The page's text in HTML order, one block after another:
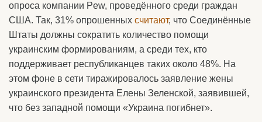
опроса компании Pew, проведённого среди граждан
США. Так, 31% опрошенных считают, что Соединённые
Штаты должны сократить количество помощи
украинским формированиям, а среди тех, кто
поддерживает республиканцев таких около 48%. На
этом фоне в сети тиражировалось заявление жены
украинского президента Елены Зеленской, заявившей,
что без западной помощи «Украина погибнет».